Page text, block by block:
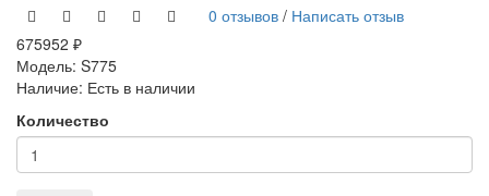
0 отзывов / Написать отзыв
675952 ₽
Модель: S775
Наличие: Есть в наличии
Количество